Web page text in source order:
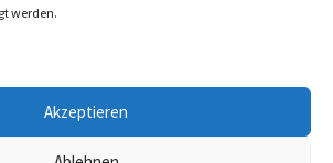
werden.
Akzeptieren
IMPRESSUM
COOKIE-RICHTLINIE